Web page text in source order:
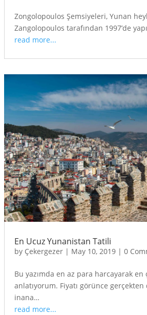
Zongolopoulos Şemsiyeleri, Yunan
Zangolopoulos tarafından 1997’de
read more...
En Ucuz Yunanistan Tatili
by Çekergezer| May 10, 2019| 0
Bu yazımda en az para harcayarak en
anlatıyorum. Fiyatı görünce
inana…
read more...